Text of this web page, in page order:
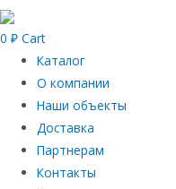
0 ₽ Cart
Каталог
О компании
Наши объекты
Доставка
Партнерам
Контакты